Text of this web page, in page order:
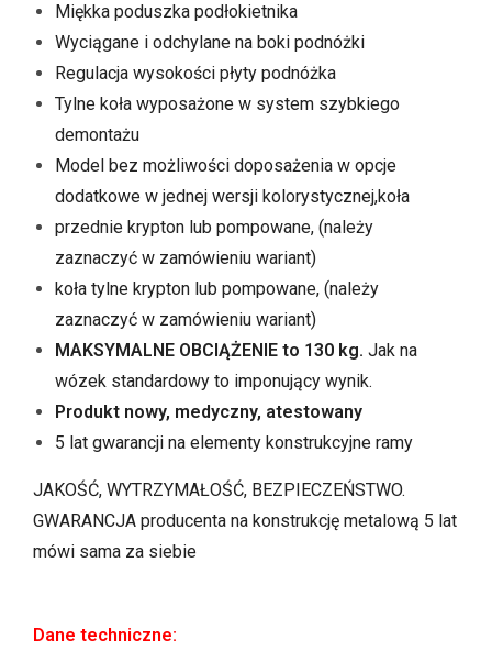
Miękka poduszka podłokietnika
Wyciągane i odchylane na boki podnóżki
Regulacja wysokości płyty podnóżka
Tylne koła wyposażone w system szybkiego
demontażu
Model bez możliwości doposażenia w opcje
dodatkowe w jednej wersji kolorystycznej,koła
przednie krypton lub pompowane, (należy
zaznaczyć w zamówieniu wariant)
koła tylne krypton lub pompowane, (należy
zaznaczyć w zamówieniu wariant)
MAKSYMALNE OBCIĄŻENIE to 130 kg. Jak na
wózek standardowy to imponujący wynik.
Produkt nowy, medyczny, atestowany
5 lat gwarancji na elementy konstrukcyjne ramy
JAKOŚĆ, WYTRZYMAŁOŚĆ, BEZPIECZEŃSTWO.
GWARANCJA producenta na konstrukcję metalową 5 lat
mówi sama za siebie
Dane techniczne: